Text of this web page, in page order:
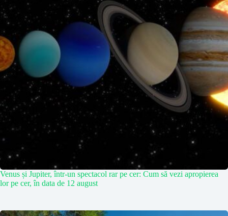
Venus și Jupiter, într-un spectacol rar pe cer: Cum să vezi apropierea
lor pe cer, în data de 12 august